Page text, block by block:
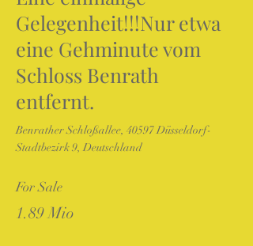
Gelegenheit!!!Nur etwa
eine Gehminute vom
Schloss Benrath
entfernt.
Benrather Schloßallee, 40597 Düsseldorf-
Stadtbezirk 9, Deutschland
For Sale
1.89 Mio